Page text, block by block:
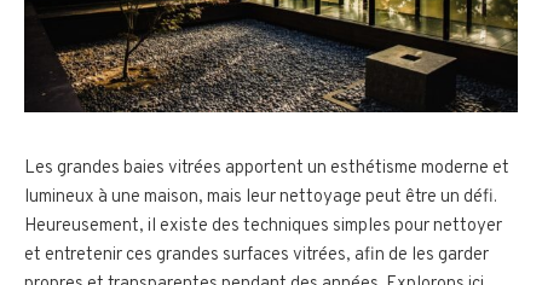
Les grandes baies vitrées apportent un esthétisme moderne et
lumineux à une maison, mais leur nettoyage peut être un défi.
Heureusement, il existe des techniques simples pour nettoyer
et entretenir ces grandes surfaces vitrées, afin de les garder